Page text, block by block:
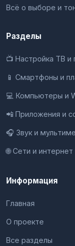
Всё о выборе и
Разделы
📺 Настройка ТВ и
📱 Смартфоны и
💻 Компьютеры и
📲 Приложения и
🎧 Звук и
🌐 Сети и интернет
Информация
Главная
О проекте
Все разделы